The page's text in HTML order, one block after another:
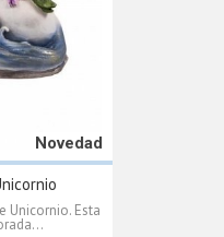
Novedad
Unicornio. Esta